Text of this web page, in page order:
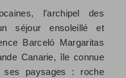
l’archipel des
séjour ensoleillé et
Barceló Margaritas
Canarie, île connue
ses paysages : roche